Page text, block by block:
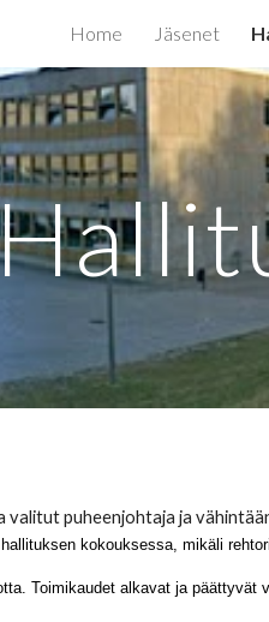
Home Jäsenet
puheenjohtaja ja
kokouksessa, mikäli
Toimikaudet alkavat ja